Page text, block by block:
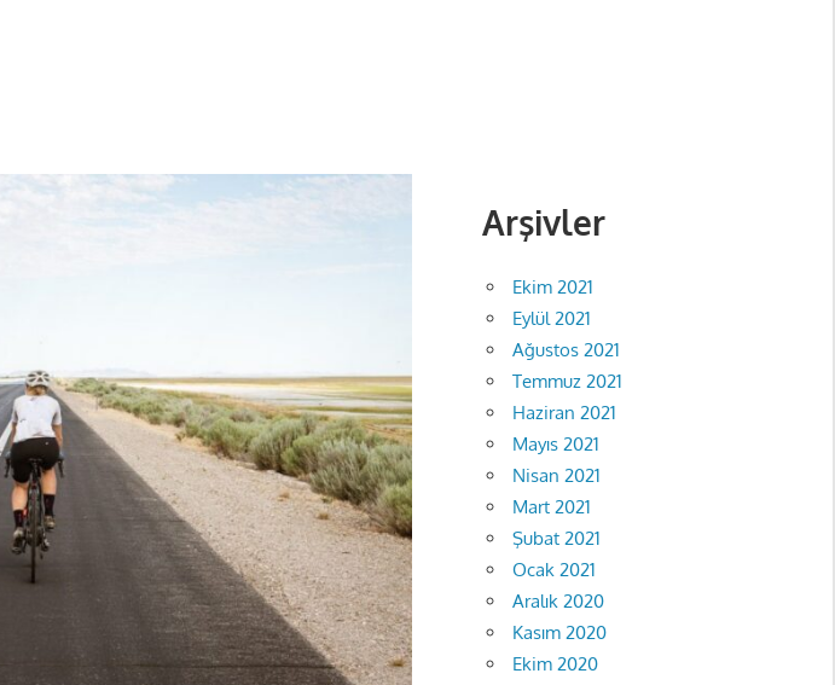
Arşivler
Ekim 2021
Eylül 2021
Ağustos 2021
Temmuz 2021
Haziran 2021
Mayıs 2021
Nisan 2021
Mart 2021
Şubat 2021
Ocak 2021
Aralık 2020
Kasım 2020
Ekim 2020